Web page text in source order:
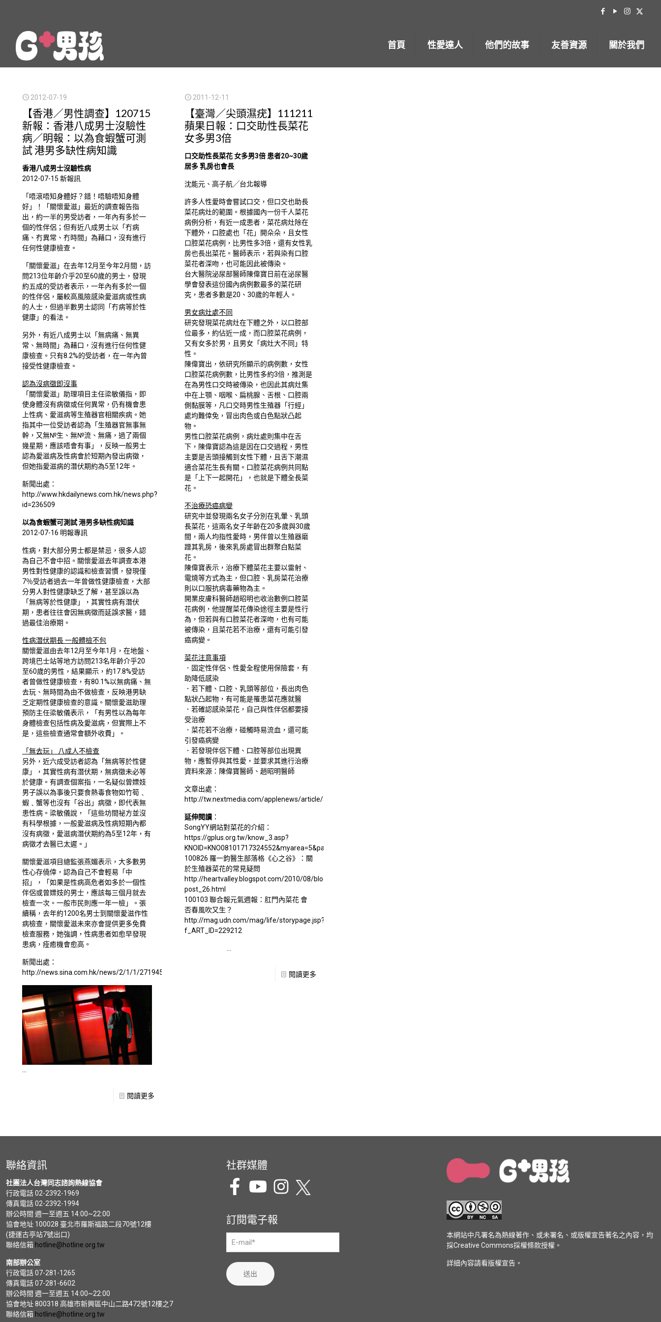
首頁 性愛達人 他們的故事 友善資源 關於我們
2012-07-19
【香港／男性調查】120715
新報：香港八成男士沒驗性
病／明報：以為食蝦蟹可測
試 港男多缺性病知識
香港八成男士沒驗性病
2012-07-15 新報訊
「唔滾唔知身體好？錯！唔驗唔知身體
好」！「關懷愛滋」最近的調查報告指
出，約一半的男受訪者，一年內有多於一
個的性伴侶；但有近八成男士以「冇病
痛、冇異常、冇時間」為藉口，沒有進行
任何性健康檢查。
「關懷愛滋」在去年12月至今年2月間，訪
問213位年齡介乎20至60歲的男士，發現
約五成的受訪者表示，一年內有多於一個
的性伴侶，屬較高風險感染愛滋病或性病
的人士，但過半數男士認同「冇病等於性
健康」的看法。
另外，有近八成男士以「無病痛、無異
常、無時間」為藉口，沒有進行任何性健
康檢查。只有8.2%的受訪者，在一年內曾
接受性健康檢查。
認為沒病徵即沒事
「關懷愛滋」助理項目主任梁敏儀指，即
使身體沒有病徵或任何異常，仍有機會患
上性病、愛滋病等生殖器官相關疾病。她
指其中一位受訪者認為「生殖器官無事無
幹，又無№生、無№流、無痛，過了兩個
幾星期，應該唔會有事」，反映一般男士
認為愛滋病及性病會於短期內發出病徵，
但她指愛滋病的潛伏期約為5至12年。
新聞出處：
http://www.hkdailynews.com.hk/news.php?
id=236509
以為食蝦蟹可測試 港男多缺性病知識
2012-07-16 明報專訊
性病，對大部分男士都是禁忌，很多人認
為自己不會中招。關懷愛滋去年調查本港
男性對性健康的認識和檢查習慣，發現僅
7％受訪者過去一年曾做性健康檢查，大部
分男人對性健康缺乏了解，甚至誤以為
「無病等於性健康」，其實性病有潛伏
期，患者往往會因無病徵而延誤求醫，錯
過最佳治療期。
性病潛伏期長 一般體檢不包
關懷愛滋由去年12月至今年1月，在地盤、
跨境巴士站等地方訪問213名年齡介乎20
至60歲的男性，結果顯示，約17.8%受訪
者曾做性健康檢查，有80.1%以無病痛、無
去玩、無時間為由不做檢查，反映港男缺
乏定期性健康檢查的意識。關懷愛滋助理
預防主任梁敏儀表示，「有男性以為每年
身體檢查包括性病及愛滋病，但實際上不
是，這些檢查通常會額外收費」。
「無去玩」 八成人不檢查
另外，近六成受訪者認為「無病等於性健
康」，其實性病有潛伏期，無病徵未必等
於健康。有調查個案指，一名疑似曾嫖妓
男子誤以為事後只要食熱毒食物如竹筍﹑
蝦﹑蟹等也沒有「谷出」病徵，即代表無
患性病。梁敏儀說，「這些坊間祕方並沒
有科學根據，一般愛滋病及性病短期內都
沒有病徵，愛滋病潛伏期約為5至12年，有
病徵才去醫已太遲。」
關懷愛滋項目總監張燕媚表示，大多數男
性心存僥倖，認為自己不會輕易「中
招」，「如果是性病高危者如多於一個性
伴侶或曾嫖妓的男士，應該每三個月就去
檢查一次。一般市民則應一年一檢」。張
續稱，去年約1200名男士到關懷愛滋作性
病檢查，關懷愛滋未來亦會提供更多免費
檢查服務，她強調，性病患者如愈早發現
患病，痊癒機會愈高。
新聞出處：
http://news.sina.com.hk/news/2/1/1/2719452/1.html
…
閱讀更多
2011-12-11
【臺灣／尖頭濕疣】111211
蘋果日報：口交助性長菜花
女多男3倍
口交助性長菜花 女多男3倍 患者20~30歲
居多 乳房也會長
沈能元、高子航╱台北報導
許多人性愛時會嘗試口交，但口交也助長
菜花病灶的範圍。根據國內一份千人菜花
病例分析，有近一成患者，菜花病灶除在
下體外，口腔處也「花」開朵朵，且女性
口腔菜花病例，比男性多3倍，還有女性乳
房也長出菜花。醫師表示，若與染有口腔
菜花者深吻，也可能因此被傳染。
台大醫院泌尿部醫師陳偉寶日前在泌尿醫
學會發表這份國內病例數最多的菜花研
究，患者多數是20、30歲的年輕人。
男女病灶處不同
研究發現菜花病灶在下體之外，以口腔部
位最多，約佔近一成，而口腔菜花病例，
又有女多於男，且男女「病灶大不同」特
性。
陳偉寶出，依研究所顯示的病例數，女性
口腔菜花病例數，比男性多約3倍，推測是
在為男性口交時被傳染，也因此其病灶集
中在上顎、咽喉、扁桃腺、舌根、口腔兩
側黏膜等，凡口交時男性生殖器「行經」
處均難倖免，冒出肉色或白色點狀凸起
物。
男性口腔菜花病例，病灶處則集中在舌
下，陳偉寶認為這是因在口交過程，男性
主要是舌頭接觸到女性下體，且舌下潮濕
適合菜花生長有關。口腔菜花病例共同點
是「上下一起開花」，也就是下體全長菜
花。
不治療恐癌病變
研究中並發現兩名女子分別在乳暈、乳頭
長菜花，這兩名女子年齡在20多歲與30歲
間，兩人均指性愛時，男伴曾以生殖器磨
蹭其乳房，後來乳房處冒出群聚白點菜
花。
陳偉寶表示，治療下體菜花主要以雷射、
電燒等方式為主，但口腔、乳房菜花治療
則以口服抗病毒藥物為主。
開業皮膚科醫師趙昭明也收治數例口腔菜
花病例，他提醒菜花傳染途徑主要是性行
為，但若與有口腔菜花者深吻，也有可能
被傳染，且菜花若不治療，還有可能引發
癌病變。
菜花注意事項
．固定性伴侶、性愛全程使用保險套，有
助降低感染
．若下體、口腔、乳頭等部位，長出肉色
點狀凸起物，有可能是罹患菜花應就醫
．若確認感染菜花，自己與性伴侶都要接
受治療
．菜花若不治療，碰觸時易流血，還可能
引發癌病變
．若發現伴侶下體、口腔等部位出現異
物，應暫停與其性愛，並要求其進行治療
資料來源：陳偉寶醫師、趙昭明醫師
文章出處：
http://tw.nextmedia.com/applenews/article/art_id/33879665/IssueID/20111211
延伸閱讀 ：
SongYY網站對菜花的介紹：
https://gplus.org.tw/know_3.asp?
KNOID=KNO08101717324552&myarea=5&page=1
100826 羅一鈞醫生部落格《心之谷》：關
於生殖器菜花的常見疑問
http://heartvalley.blogspot.com/2010/08/blog-
post_26.html
100103 聯合報元氣週報：肛門內菜花 會
否春風吹又生？
http://mag.udn.com/mag/life/storypage.jsp?
f_ART_ID=229212
閱讀更多
聯絡資訊
社團法人台灣同志諮詢熱線協會
行政電話 02-2392-1969
傳真電話 02-2392-1994
辦公時間 週一至週五 14:00~22:00
協會地址 100028 臺北市羅斯福路二段70號12樓
(捷運古亭站7號出口)
聯絡信箱 hotline@hotline.org.tw
南部辦公室
行政電話 07-281-1265
傳真電話 07-281-6602
辦公時間 週一至週五 14:00~22:00
協會地址 800318 高雄市新興區中山二路472號12樓之7
聯絡信箱 hotline@hotline.org.tw
社群媒體
訂閱電子報
送出
本網站中凡署名為熱線著作、或未署名、或版權宣告著名之內容，均
採Creative Commons採權條款授權。
詳細內容請看版權宣告。